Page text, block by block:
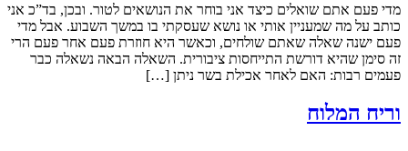
מדי פעם אתם שואלים כיצד אני בוחר את הנושאים לטור. ובכן, בד”כ אני
כותב על מה שמעניין אותי או נושא שעסקתי בו במשך השבוע. אבל מדי
פעם ישנה שאלה שאתם שולחים, וכאשר היא חוזרת פעם אחר פעם הרי
זה סימן שהיא דורשת התייחסות ציבורית. השאלה הבאה נשאלה כבר
פעמים רבות: האם לאחר אכילת בשר ניתן […]
וריח המלוח